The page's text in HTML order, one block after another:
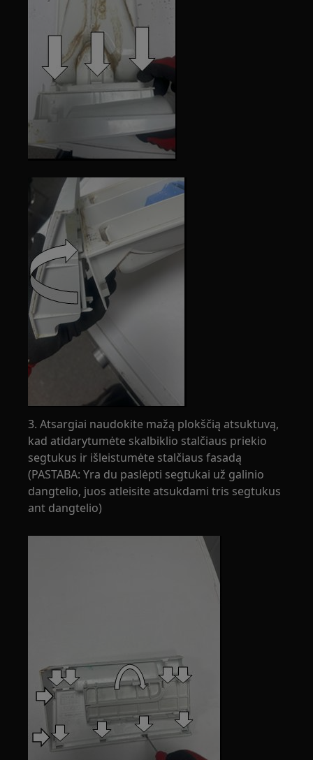
3. Atsargiai naudokite mažą plokščią atsuktuvą,
kad atidarytumėte skalbiklio stalčiaus priekio
segtukus ir išleistumėte stalčiaus fasadą
(PASTABA: Yra du paslėpti segtukai už galinio
dangtelio, juos atleisite atsukdami tris segtukus
ant dangtelio)